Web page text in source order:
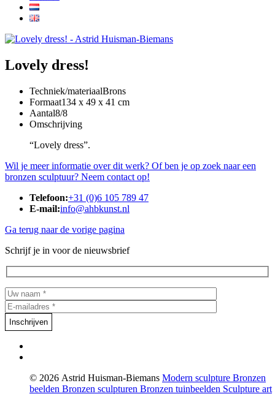
Lovely dress!
Techniek/materiaalBrons
Formaat134 x 49 x 41 cm
Aantal8/8
Omschrijving
“Lovely dress”.
Wil je meer informatie over dit werk? Of ben je op zoek naar een
bronzen sculptuur? Neem contact op!
Telefoon:+31 (0)6 105 789 47
E-mail:info@ahbkunst.nl
Ga terug naar de vorige pagina
Schrijf je in voor de nieuwsbrief
© 2026 Astrid Huisman-Biemans Modern sculpture Bronzen
beelden Bronzen sculpturen Bronzen tuinbeelden Sculpture art